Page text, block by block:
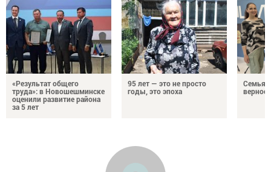
«Результат общего
труда»: в Новошешминске
оценили развитие района
за 5 лет
95 лет — это не просто
годы, это эпоха
Семья